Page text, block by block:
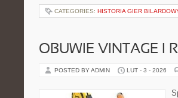
CATEGORIES: HISTORIA GIER
OBUWIE VINTAGE I
POSTED BY ADMIN LUT - 3 - 2026